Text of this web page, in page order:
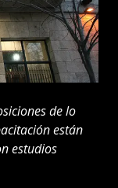
de lo
están
estudios